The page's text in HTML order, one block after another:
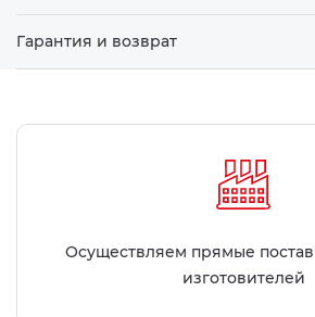
Гарантия и возврат
Осуществляем прямые
изготовителей